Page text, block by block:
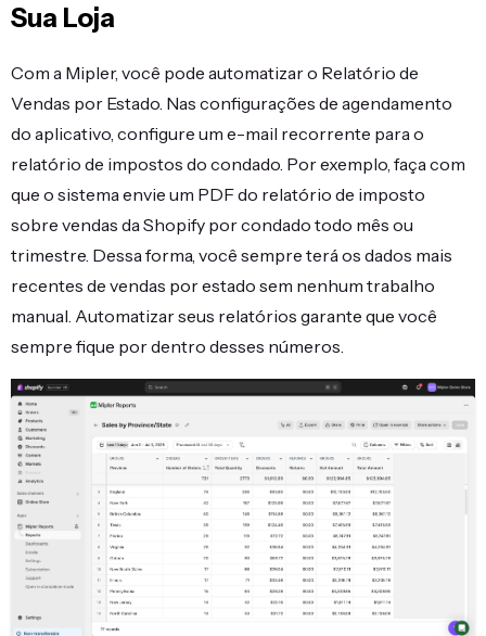
Sua Loja
Com a Mipler, você pode automatizar o Relatório de
Vendas por Estado. Nas configurações de agendamento
do aplicativo, configure um e-mail recorrente para o
relatório de impostos do condado. Por exemplo, faça com
que o sistema envie um PDF do relatório de imposto
sobre vendas da Shopify por condado todo mês ou
trimestre. Dessa forma, você sempre terá os dados mais
recentes de vendas por estado sem nenhum trabalho
manual. Automatizar seus relatórios garante que você
sempre fique por dentro desses números.